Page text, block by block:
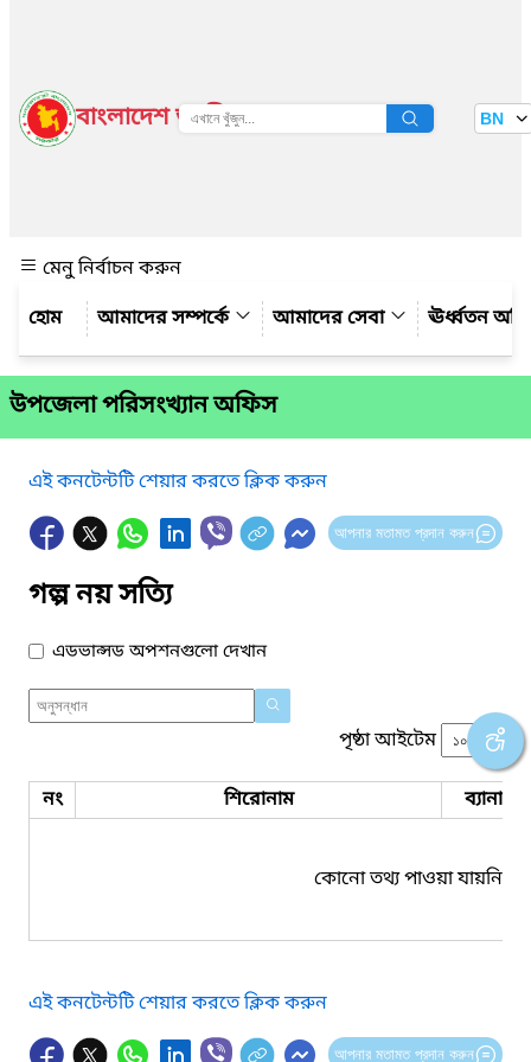
বাংলাদেশ জাতীয় তথ্য বাতায়ন BN
মেনু নির্বাচন করুন
আমাদের সম্পর্কে
আমাদের সেবা ঊর্ধ্বতন
উপজেলা পরিসংখ্যান অফিস
এই কনটেন্টটি শেয়ার করতে ক্লিক করুন
আপনার মতামত প্রদান করুন
গল্প নয় সত্যি
এডভান্সড অপশনগুলো দেখান
পৃষ্ঠা আইটেম
নং শিরোনাম ব্যানার
কোনো তথ্য পাওয়া যায়নি।
এই কনটেন্টটি শেয়ার করতে ক্লিক করুন
আপনার মতামত প্রদান করুন